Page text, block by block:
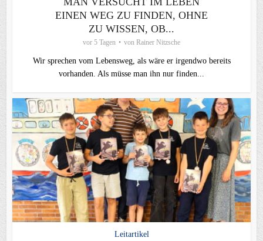
EINEN WEG ZU FINDEN, OHNE
ZU WISSEN, OB...
vor 5 Tagen von Rainer Nitzsche
Wir sprechen vom Lebensweg, als wäre er irgendwo bereits
vorhanden. Als müsse man ihn nur finden...
Leitartikel